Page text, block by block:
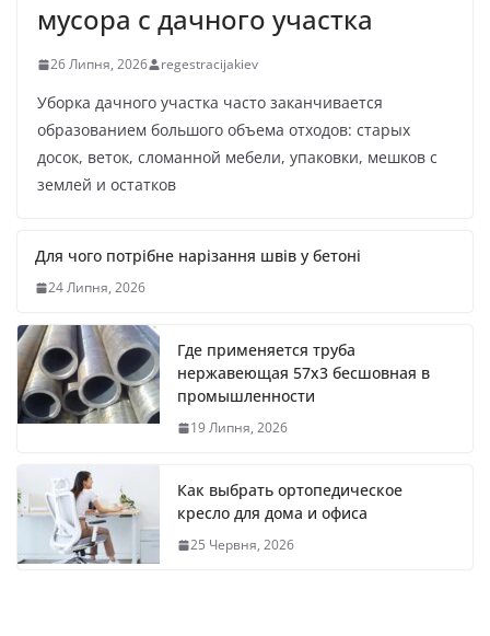
мусора с дачного участка
26 Липня, 2026 regestracijakiev
Уборка дачного участка часто заканчивается
образованием большого объема отходов: старых
досок, веток, сломанной мебели, упаковки, мешков с
землей и остатков
Для чого потрібне нарізання швів у бетоні
24 Липня, 2026
Где применяется труба
нержавеющая 57х3 бесшовная в
промышленности
19 Липня, 2026
Как выбрать ортопедическое
кресло для дома и офиса
25 Червня, 2026